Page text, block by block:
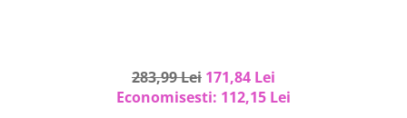
Laptop, Tablete & Telefoane
283,99 Lei 171,84 Lei
Economisesti: 112,15 Lei